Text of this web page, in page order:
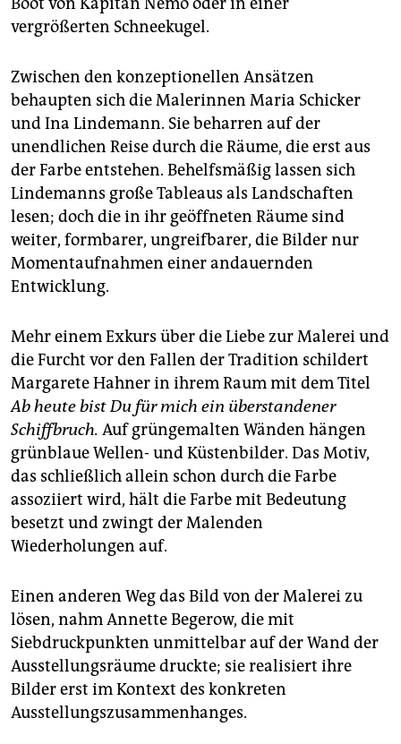
vergrößerten Schneekugel.
Zwischen den konzeptionellen Ansätzen
behaupten sich die Malerinnen Maria Schicker
und Ina Lindemann. Sie beharren auf der
unendlichen Reise durch die Räume, die erst aus
der Farbe entstehen. Behelfsmäßig lassen sich
Lindemanns große Tableaus als Landschaften
lesen; doch die in ihr geöffneten Räume sind
weiter, formbarer, ungreifbarer, die Bilder nur
Momentaufnahmen einer andauernden
Entwicklung.
Mehr einem Exkurs über die Liebe zur Malerei und
die Furcht vor den Fallen der Tradition schildert
Margarete Hahner in ihrem Raum mit dem Titel
Ab heute bist Du für mich ein überstandener
Schiffbruch. Auf grüngemalten Wänden hängen
grünblaue Wellen- und Küstenbilder. Das Motiv,
das schließlich allein schon durch die Farbe
assoziiert wird, hält die Farbe mit Bedeutung
besetzt und zwingt der Malenden
Wiederholungen auf.
Einen anderen Weg das Bild von der Malerei zu
lösen, nahm Annette Begerow, die mit
Siebdruckpunkten unmittelbar auf der Wand der
Ausstellungsräume druckte; sie realisiert ihre
Bilder erst im Kontext des konkreten
Ausstellungszusammenhanges.